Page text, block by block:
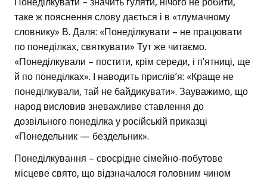
таке ж пояснення слову дається і в «тлумачному
словнику» В. Даля: «Понеділкувати – не працювати
по понеділках, святкувати» Тут же читаємо.
«Понеділкували – постити, крім середи, і п’ятниці, ще
й по понеділках». І наводить прислів’я: «Краще не
понеділкували, тай не байдикувати». Зауважимо, що
народ висловив зневажливе ставлення до
дозвільного понеділка у російській приказці
«Понедельник — бездельник».
Понеділкування – своєрідне сімейно-побутове
місцеве свято, що відзначалося головним чином